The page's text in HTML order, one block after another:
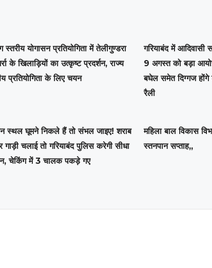
स्तरीय योगासन प्रतियोगिता में तेलीगुण्डरा
के खिलाड़ियों का उत्कृष्ट प्रदर्शन, राज्य
प्रतियोगिता के लिए चयन
गरियाबंद में आदिवासी
9 अगस्त को बड़ा
बघेल समेत दिग्गज होंगे
रैली
स्थल घूमने निकले हैं तो संभल जाइए! शराब
गाड़ी चलाई तो गरियाबंद पुलिस करेगी सीधा
चेकिंग में 3 चालक पकड़े गए
महिला बाल विकास
स्तनपान सप्ताह,,